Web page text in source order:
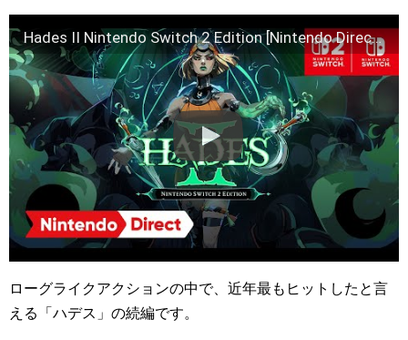
Hades II Nintendo Switch 2 Edition [Nintendo Direct 2025.9.12]
ローグライクアクションの中で、近年最もヒットしたと言
える「ハデス」の続編です。